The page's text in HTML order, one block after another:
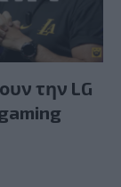
την LG